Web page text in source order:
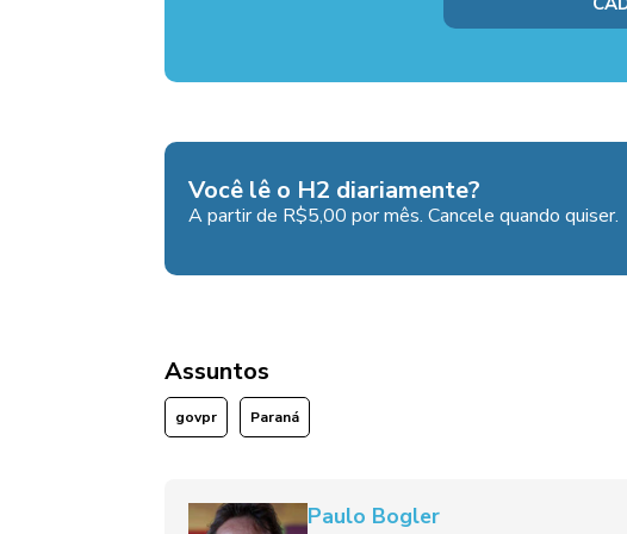
Você lê o H2 diariamente?
A partir de R$5,00 por mês. Cancele quando quiser.
Assuntos
govpr Paraná
Paulo Bogler